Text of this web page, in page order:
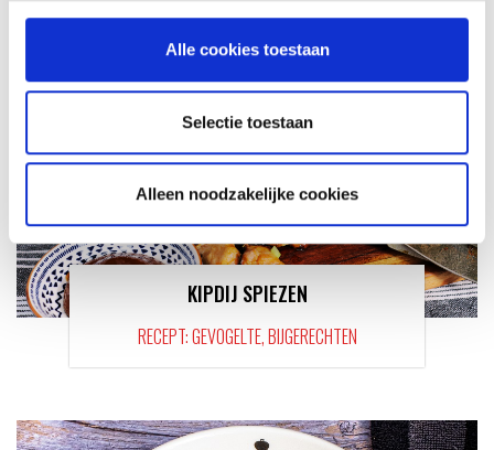
Alle cookies toestaan
Selectie toestaan
Alleen noodzakelijke cookies
KIPDIJ SPIEZEN
RECEPT: GEVOGELTE, BIJGERECHTEN